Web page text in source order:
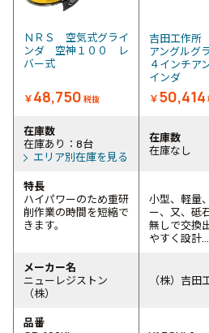
ＮＲＳ 空気式グライ
ンダ 空神１００ レ
バー式
￥48,750 税抜
吉田工作所
アングルグ
４インチア
インダ
￥50,414
在庫数
在庫あり：8台
エリア別在庫を見る
在庫数
在庫なし
特長
ハイパワーのため重研
削作業の時間を短縮で
きます。
小型、軽量
ー、又、砥
無しで交換
やすく設計...
メーカー名
ニューレジストン
（株）
（株）吉田
品番